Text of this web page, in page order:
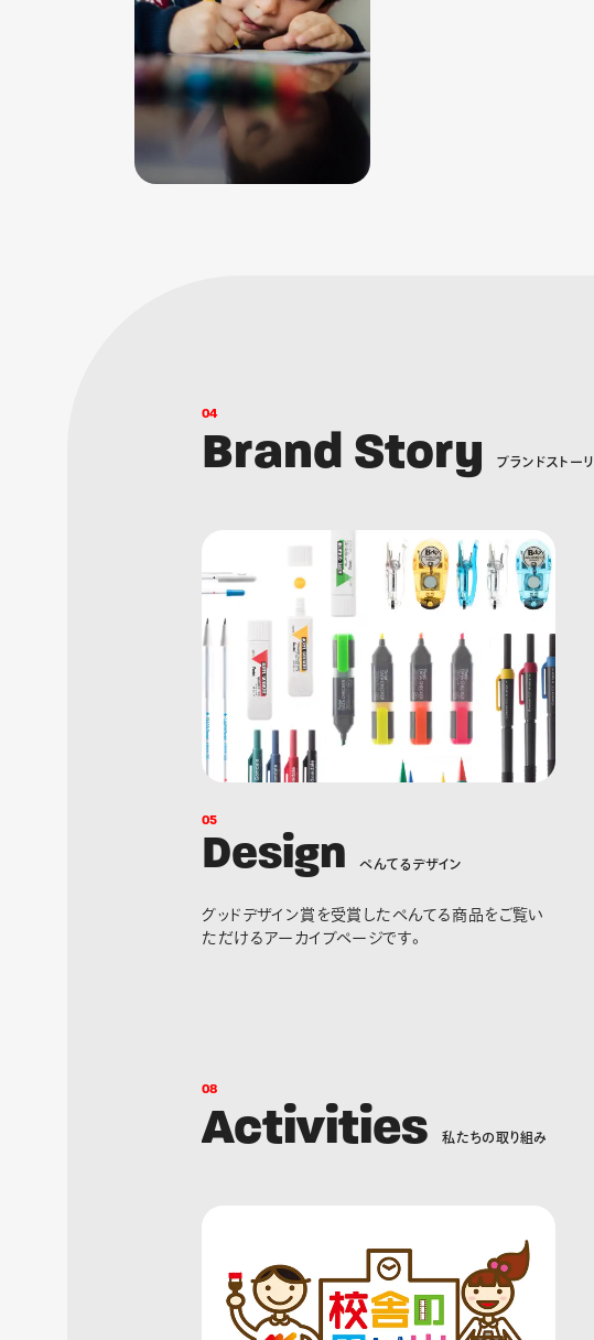
04
Brand Story ブラン ドス ト ーリ
05
Design ぺんてる デザイン
グッドデザイン賞を受賞したぺんてる商品をご覧い
ただけるアーカイブページです。
08
Activities 私 たちの取り組み